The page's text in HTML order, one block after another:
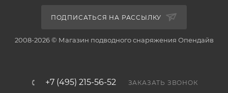
ПОДПИСАТЬСЯ НА РАССЫЛКУ
2008-2026 © Магазин подводного снаряжения Опендайв
+7 (495) 215-56-52 ЗАКАЗАТЬ ЗВОНОК